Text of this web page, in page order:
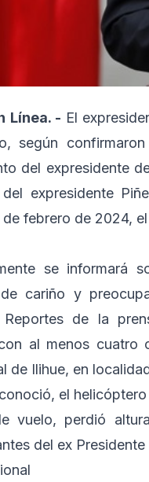
Línea. - El
según
del expresidente
expresidente
febrero de 2024,
se informará
cariño y
Reportes de la
al menos cuatro
de Ilihue, en
el
vuelo, perdió
del ex Presidente